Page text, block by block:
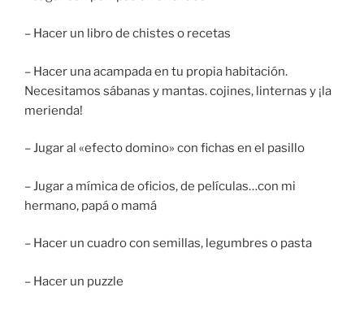
– Hacer un libro de chistes o recetas
– Hacer una acampada en tu propia habitación.
Necesitamos sábanas y mantas. cojines, linternas y ¡la
merienda!
– Jugar al «efecto domino» con fichas en el pasillo
– Jugar a mímica de oficios, de películas…con mi
hermano, papá o mamá
– Hacer un cuadro con semillas, legumbres o pasta
– Hacer un puzzle